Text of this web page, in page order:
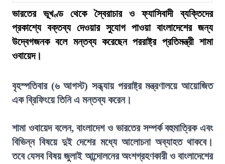
ভারতের ভূখণ্ড থেকে স্বৈরাচার ও ফ্যাসিবাদী ব্যক্তিদের
প্রকাশ্যে বক্তব্য দেওয়ার সুযোগ পাওয়া বাংলাদেশের জন্য
উদ্বেগজনক বলে মন্তব্য করেছেন পররাষ্ট্র প্রতিমন্ত্রী শামা
ওবায়েদ।
বৃহস্পতিবার (৬ আগস্ট) সন্ধ্যায় পররাষ্ট্র মন্ত্রণালয়ে আয়োজিত
এক ব্রিফিংয়ে তিনি এ মন্তব্য করেন।
শামা ওবায়েদ বলেন, বাংলাদেশ ও ভারতের সম্পর্ক বহুমাত্রিক এবং
বিভিন্ন বিষয়ে দুই দেশের মধ্যে আলোচনা অব্যাহত থাকবে।
তবে যেসব বিষয় জুলাই আন্দোলনের অংশগ্রহণকারী ও বাংলাদেশের